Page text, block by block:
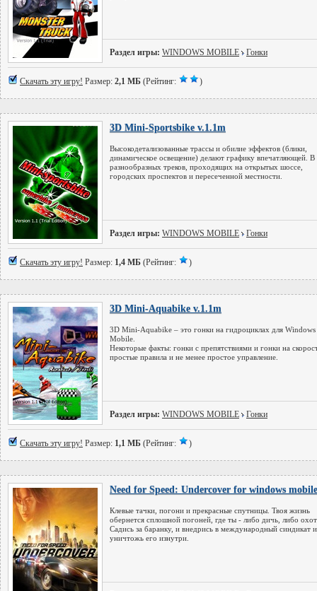
Раздел игры: WINDOWS MOBILE Гонки
Скачать эту игру! Размер: 2,1 МБ (Рейтинг: )
3D Mini-Sportsbike v.1.1m
Высокодетализованные трассы и обилие эффектов (блики,
динамическое освещение) делают графику впечатляющей. В
разнообразных треков, проходящих на открытых шоссе,
городских проспектов и пересеченной местности.
Раздел игры: WINDOWS MOBILE Гонки
Скачать эту игру! Размер: 1,4 МБ (Рейтинг: )
3D Mini-Aquabike v.1.1m
3D Mini-Aquabike – это гонки на гидроциклах для Windows
Mobile.
Некоторые факты: гонки с препятствиями и гонки на
простые правила и не менее простое управление.
Раздел игры: WINDOWS MOBILE Гонки
Скачать эту игру! Размер: 1,1 МБ (Рейтинг: )
Need for Speed: Undercover for windows mobile
Клевые тачки, погони и прекрасные спутницы. Твоя жизнь
обернется сплошной погоней, где ты - либо дичь, либо
Садись за баранку, и внедрись в международный синдикат и
уничтожь его изнутри.